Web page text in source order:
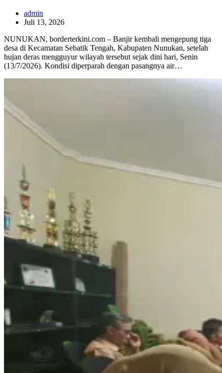
admin
Juli 13, 2026
NUNUKAN, borderterkini.com – Banjir kembali mengepung tiga
desa di Kecamatan Sebatik Tengah, Kabupaten Nunukan, setelah
hujan deras mengguyur wilayah tersebut sejak dini hari, Senin
(13/7/2026). Kondisi diperparah dengan pasangnya air…